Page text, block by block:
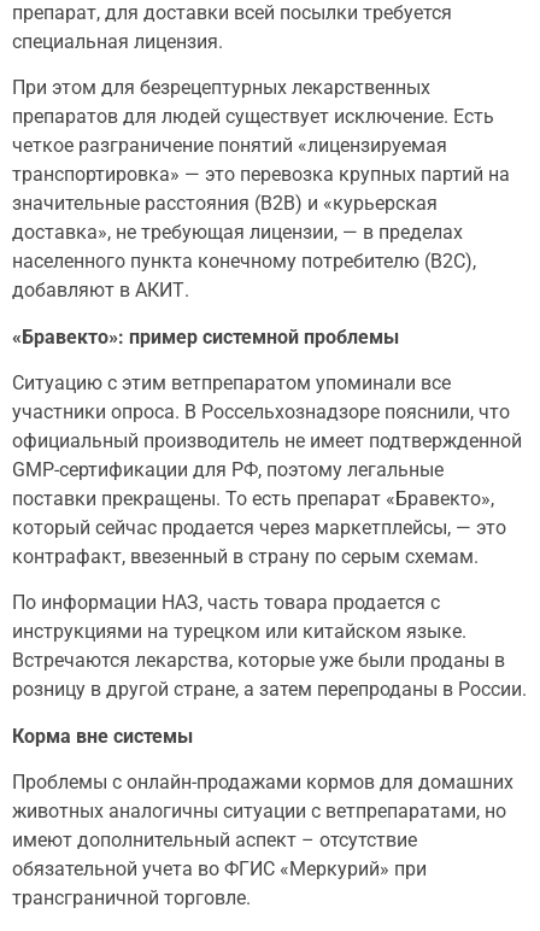
препарат, для доставки всей посылки требуется
специальная лицензия.
При этом для безрецептурных лекарственных
препаратов для людей существует исключение. Есть
четкое разграничение понятий «лицензируемая
транспортировка» — это перевозка крупных партий на
значительные расстояния (B2B) и «курьерская
доставка», не требующая лицензии, — в пределах
населенного пункта конечному потребителю (B2C),
добавляют в АКИТ.
«Бравекто»: пример системной проблемы
Ситуацию с этим ветпрепаратом упоминали все
участники опроса. В Россельхознадзоре пояснили, что
официальный производитель не имеет подтвержденной
GMP-сертификации для РФ, поэтому легальные
поставки прекращены. То есть препарат «Бравекто»,
который сейчас продается через маркетплейсы, — это
контрафакт, ввезенный в страну по серым схемам.
По информации НАЗ, часть товара продается с
инструкциями на турецком или китайском языке.
Встречаются лекарства, которые уже были проданы в
розницу в другой стране, а затем перепроданы в России.
Корма вне системы
Проблемы с онлайн-продажами кормов для домашних
животных аналогичны ситуации с ветпрепаратами, но
имеют дополнительный аспект – отсутствие
обязательной учета во ФГИС «Меркурий» при
трансграничной торговле.